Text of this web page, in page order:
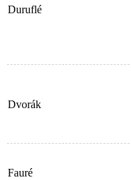
Duruflé
Dvorák
Fauré